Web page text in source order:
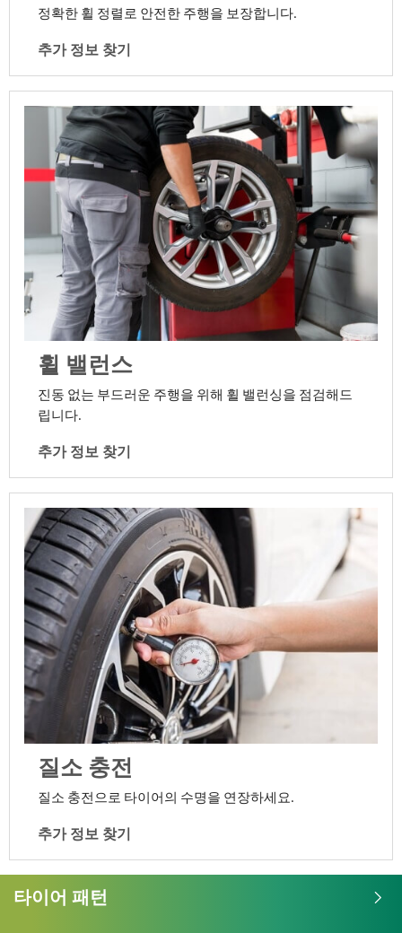
정확한 휠 정렬로 안전한 주행을 보장합니다.
추가 정보 찾기
휠 밸런스
진동 없는 부드러운 주행을 위해 휠 밸런싱을 점검해드
립니다.
추가 정보 찾기
질소 충전
질소 충전으로 타이어의 수명을 연장하세요.
추가 정보 찾기
타이어 패턴